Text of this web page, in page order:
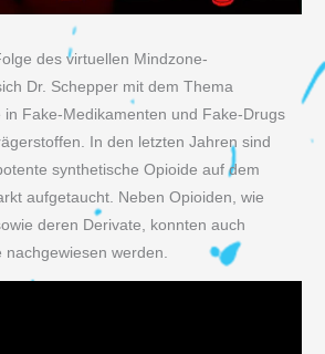
des virtuellen Mindzone-
Dr. Schepper mit dem Thema
in Fake-Medikamenten und Fake-Drugs
In den letzten Jahren sind
synthetische Opioide auf dem
aufgetaucht. Neben Opioiden, wie
deren Derivate, konnten auch
werden.